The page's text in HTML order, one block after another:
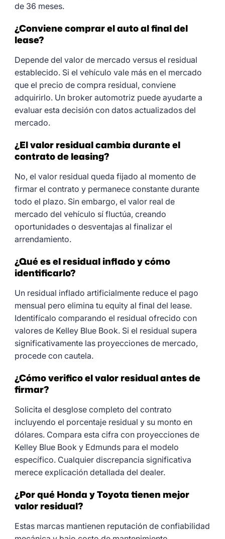
de 36 meses.
¿Conviene comprar el auto al final del
lease?
Depende del valor de mercado versus el residual
establecido. Si el vehículo vale más en el mercado
que el precio de compra residual, conviene
adquirirlo. Un broker automotriz puede ayudarte a
evaluar esta decisión con datos actualizados del
mercado.
¿El valor residual cambia durante el
contrato de leasing?
No, el valor residual queda fijado al momento de
firmar el contrato y permanece constante durante
todo el plazo. Sin embargo, el valor real de
mercado del vehículo sí fluctúa, creando
oportunidades o desventajas al finalizar el
arrendamiento.
¿Qué es el residual inflado y cómo
identificarlo?
Un residual inflado artificialmente reduce el pago
mensual pero elimina tu equity al final del lease.
Identifícalo comparando el residual ofrecido con
valores de Kelley Blue Book. Si el residual supera
significativamente las proyecciones de mercado,
procede con cautela.
¿Cómo verifico el valor residual antes de
firmar?
Solicita el desglose completo del contrato
incluyendo el porcentaje residual y su monto en
dólares. Compara esta cifra con proyecciones de
Kelley Blue Book y Edmunds para el modelo
específico. Cualquier discrepancia significativa
merece explicación detallada del dealer.
¿Por qué Honda y Toyota tienen mejor
valor residual?
Estas marcas mantienen reputación de confiabilidad